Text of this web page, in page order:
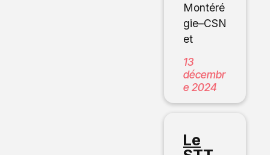
Montéré
gie–CSN
et
13
décembr
e 2024
Le